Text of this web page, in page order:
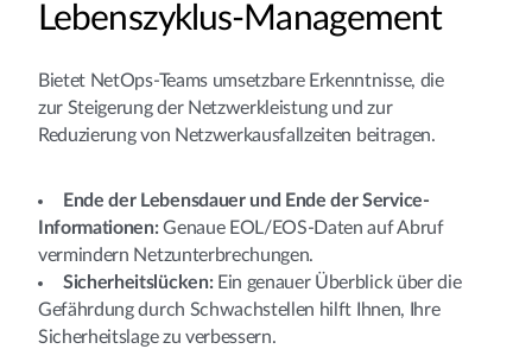
Lebenszyklus-Management
Bietet NetOps-Teams umsetzbare Erkenntnisse, die
zur Steigerung der Netzwerkleistung und zur
Reduzierung von Netzwerkausfallzeiten beitragen.
Ende der Lebensdauer und Ende der Service-
Informationen:Genaue EOL/EOS-Daten auf Abruf
vermindern Netzunterbrechungen.
Sicherheitslücken: Ein genauer Überblick über die
Gefährdung durch Schwachstellen hilft Ihnen, Ihre
Sicherheitslage zu verbessern.